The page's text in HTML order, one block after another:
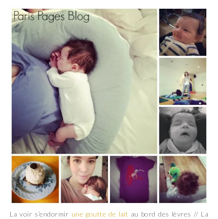
La voir s’endormir une goutte de lait au bord des lèvres // La